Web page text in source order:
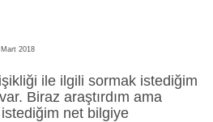
2018
ile ilgili sormak istediğim
Biraz araştırdım ama
net bilgiye